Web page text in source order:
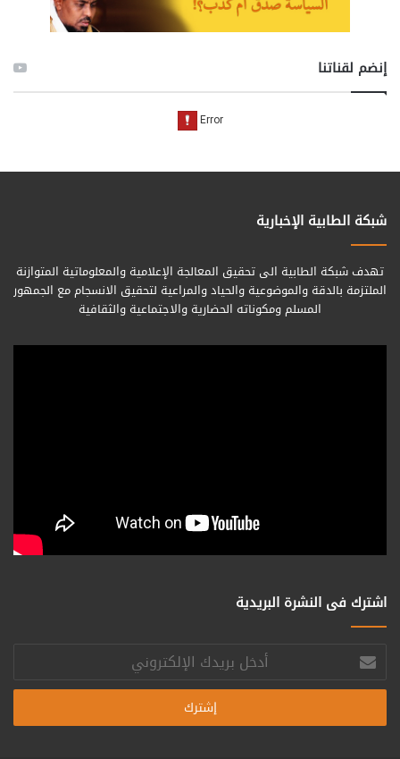
إنضم لقناتنا
شبكة الطابية الإخبارية
تهدف شبكة الطابية الى تحقيق المعالجة الإعلامية والمعلوماتية المتوازنة
الملتزمة بالدقة والموضوعية والحياد والمراعية لتحقيق الانسجام مع الجمهور
المسلم ومكوناته الحضارية والاجتماعية والثقافية
اشترك فى النشرة البريدية
أدخل
بريدك
الإلكتروني